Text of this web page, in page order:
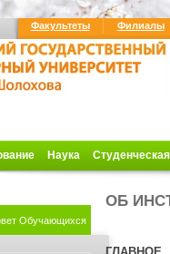
Факультеты Филиалы
Наука
Обучающихся
ОБ